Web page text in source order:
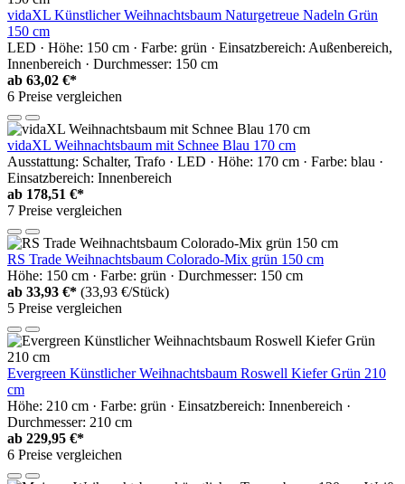
vidaXL Künstlicher Weihnachtsbaum Naturgetreue Nadeln Grün
150 cm
LED · Höhe: 150 cm · Farbe: grün · Einsatzbereich: Außenbereich,
Innenbereich · Durchmesser: 150 cm
ab 63,02 €*
6 Preise vergleichen
vidaXL Weihnachtsbaum mit Schnee Blau 170 cm
Ausstattung: Schalter, Trafo · LED · Höhe: 170 cm · Farbe: blau ·
Einsatzbereich: Innenbereich
ab 178,51 €*
7 Preise vergleichen
RS Trade Weihnachtsbaum Colorado-Mix grün 150 cm
Höhe: 150 cm · Farbe: grün · Durchmesser: 150 cm
ab 33,93 €* (33,93 €/Stück)
5 Preise vergleichen
Evergreen Künstlicher Weihnachtsbaum Roswell Kiefer Grün 210
cm
Höhe: 210 cm · Farbe: grün · Einsatzbereich: Innenbereich ·
Durchmesser: 210 cm
ab 229,95 €*
6 Preise vergleichen